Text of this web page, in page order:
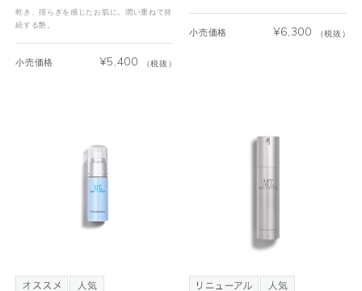
乾き、揺らぎを感じたお肌に。潤い重ねて持
続する艶。
小売価格 ¥5,400 （税抜）
小売価格 ¥6,300 （税抜）